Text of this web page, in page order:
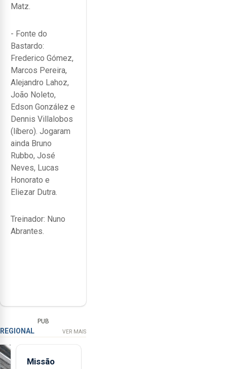
Matz.
- Fonte do
Bastardo:
Frederico Gómez,
Marcos Pereira,
Alejandro Lahoz,
João Noleto,
Edson González e
Dennis Villalobos
(líbero). Jogaram
ainda Bruno
Rubbo, José
Neves, Lucas
Honorato e
Eliezar Dutra.
Treinador: Nuno
Abrantes.
PUB
REGIONAL VER MAIS
Missão